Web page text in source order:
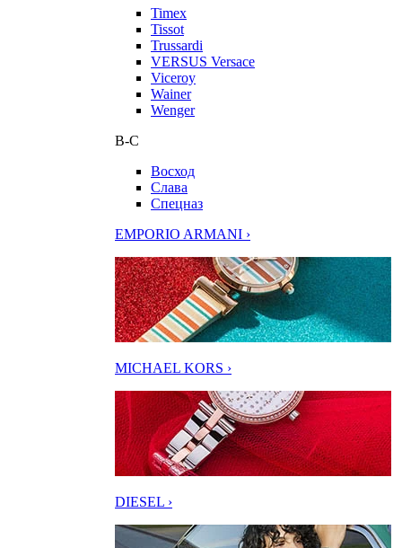
Timex
Tissot
Trussardi
VERSUS Versace
Viceroy
Wainer
Wenger
В-С
Восход
Слава
Спецназ
EMPORIO ARMANI ›
MICHAEL KORS ›
DIESEL ›